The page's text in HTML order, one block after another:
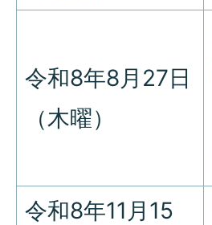
令和8年8月27日
（木曜）
令和8年11月15